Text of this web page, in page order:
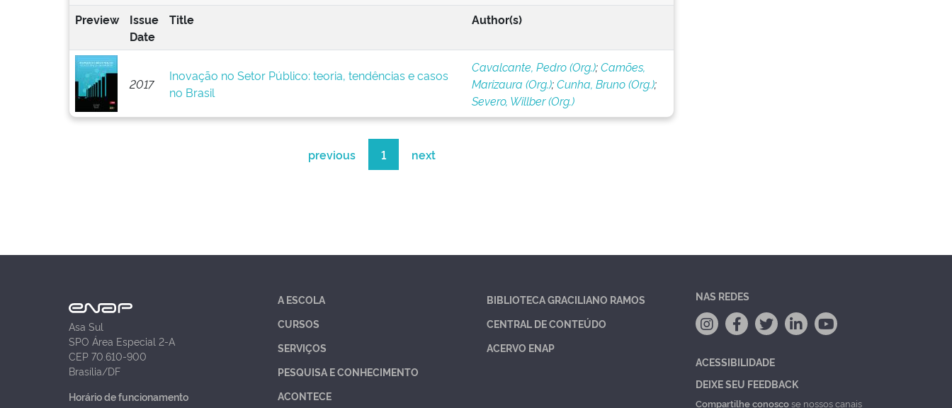
Preview
Issue
Date
Title Author(s)
2017
Inovação no Setor Público: teoria, tendências e casos
no Brasil
Cavalcante, Pedro (Org.);Camões,
Marizaura (Org.);Cunha, Bruno (Org.);
Severo, Willber (Org.)
previous 1 next
Asa Sul
SPO Área Especial 2-A
CEP 70.610-900
Brasília/DF
Horário de funcionamento
A ESCOLA
CURSOS
SERVIÇOS
PESQUISA E CONHECIMENTO
ACONTECE
BIBLIOTECA GRACILIANO RAMOS
CENTRAL DE CONTEÚDO
ACERVO ENAP
NAS REDES
ACESSIBILIDADE
DEIXE SEU FEEDBACK
Compartilhe conoscose nossos canais